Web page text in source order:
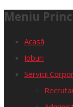
Meniu
Acasă
Joburi
Servicii